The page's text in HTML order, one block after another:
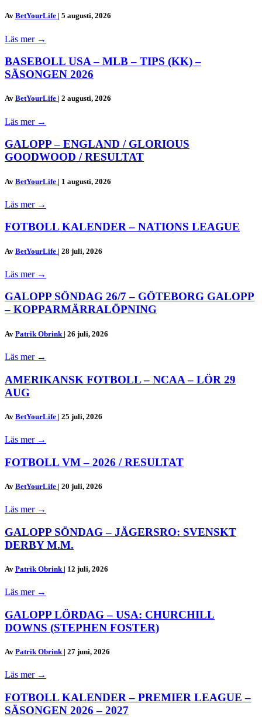
Av BetYourLife | 5 augusti, 2026
Läs mer →
BASEBOLL USA – MLB – TIPS (KK) –
SÄSONGEN 2026
Av BetYourLife | 2 augusti, 2026
Läs mer →
GALOPP – ENGLAND / GLORIOUS
GOODWOOD / RESULTAT
Av BetYourLife | 1 augusti, 2026
Läs mer →
FOTBOLL KALENDER – NATIONS LEAGUE
Av BetYourLife | 28 juli, 2026
Läs mer →
GALOPP SÖNDAG 26/7 – GÖTEBORG GALOPP
– KOPPARMÄRRALÖPNING
Av Patrik Obrink | 26 juli, 2026
Läs mer →
AMERIKANSK FOTBOLL – NCAA – LÖR 29
AUG
Av BetYourLife | 25 juli, 2026
Läs mer →
FOTBOLL VM – 2026 / RESULTAT
Av BetYourLife | 20 juli, 2026
Läs mer →
GALOPP SÖNDAG – JÄGERSRO: SVENSKT
DERBY M.M.
Av Patrik Obrink | 12 juli, 2026
Läs mer →
GALOPP LÖRDAG – USA: CHURCHILL
DOWNS (STEPHEN FOSTER)
Av Patrik Obrink | 27 juni, 2026
Läs mer →
FOTBOLL KALENDER – PREMIER LEAGUE –
SÄSONGEN 2026 – 2027